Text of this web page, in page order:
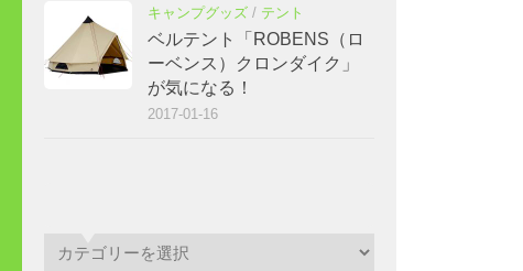
キャンプグッズ / テント
ベルテント「ROBENS（ロ
ーベンス）クロンダイク」
が気になる！
2017-01-16